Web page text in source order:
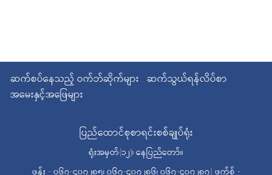
ဆက်စပ်နေသည့် ဝက်ဘ်ဆိုက်များ ဆက်သွယ်ရန်လိပ်စာ
အမေးနှင့်အဖြေများ
ပြည်ထောင်စုစာရင်းစစ်ချုပ်ရုံး
ရုံးအမှတ်(၁၂)၊ နေပြည်တော်။
ဖုန်း - ၀၆၇-၄၀၇၂၈၅၊ ၀၆၇-၄၀၇၂၈၆၊ ၀၆၇-၄၀၇၂၈၇| ဖက်စ် -